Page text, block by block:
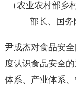
（农业农村部乡
部长、国务
尹成杰对食品安
度认识食品安全
体系、产业体系